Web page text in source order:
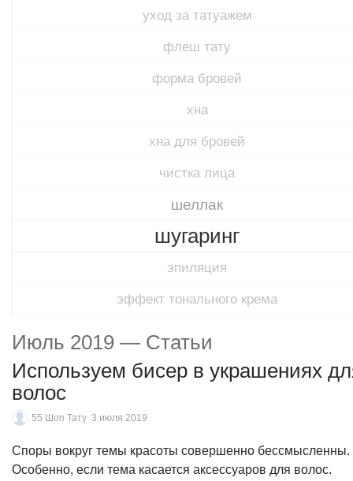
уход за татуажем
флеш тату
форма бровей
хна
хна для бровей
чистка лица
шеллак
шугаринг
эпиляция
эффект тонального крема
Июль 2019 — Статьи
Используем бисер в украшениях
волос
55 Шоп Тату 3 июля 2019
Споры вокруг темы красоты совершенно бессмысленны.
Особенно, если тема касается аксессуаров для волос.